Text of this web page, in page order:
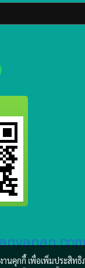
านคุกกี้ เพื่อเพิ่มประสิท